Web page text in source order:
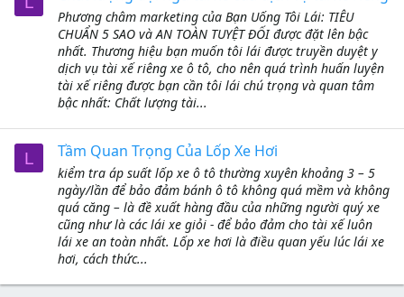
Phương châm marketing của Bạn Uống Tôi Lái: TIÊU
CHUẨN 5 SAO và AN TOÀN TUYỆT ĐỐI được đặt lên bậc
nhất. Thương hiệu bạn muốn tôi lái được truyền duyệt y
dịch vụ tài xế riêng xe ô tô, cho nên quá trình huấn luyện
tài xế riêng được bạn cần tôi lái chú trọng và quan tâm
bậc nhất: Chất lượng tài...
L Tầm Quan Trọng Của Lốp Xe Hơi
kiểm tra áp suất lốp xe ô tô thường xuyên khoảng 3 – 5
ngày/lần để bảo đảm bánh ô tô không quá mềm và không
quá căng – là đề xuất hàng đầu của những người quý xe
cũng như là các lái xe giỏi - để bảo đảm cho tài xế luôn
lái xe an toàn nhất. Lốp xe hơi là điều quan yếu lúc lái xe
hơi, cách thức...